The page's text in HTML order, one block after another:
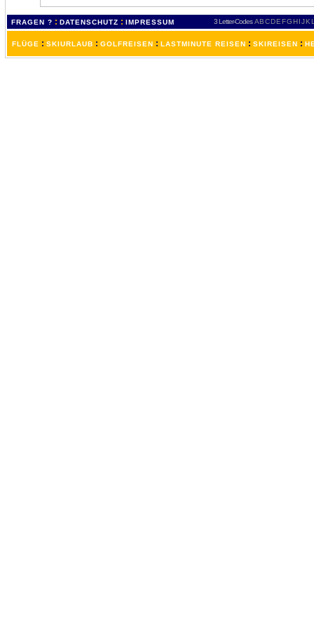
FRAGEN ? : DATENSCHUTZ : IMPRESSUM 3 Letter-Codes ABCDEFGH IJKL
FLÜGE : SKIURLAUB : GOLFREISEN : LASTMINUTE REISEN : SKIREISEN :